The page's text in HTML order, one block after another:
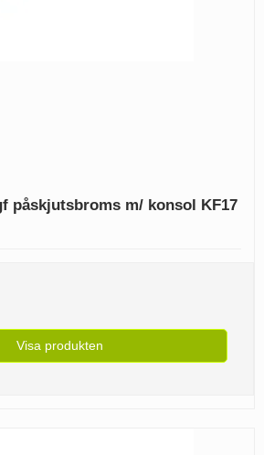
påskjutsbroms m/ konsol KF17
Visa produkten